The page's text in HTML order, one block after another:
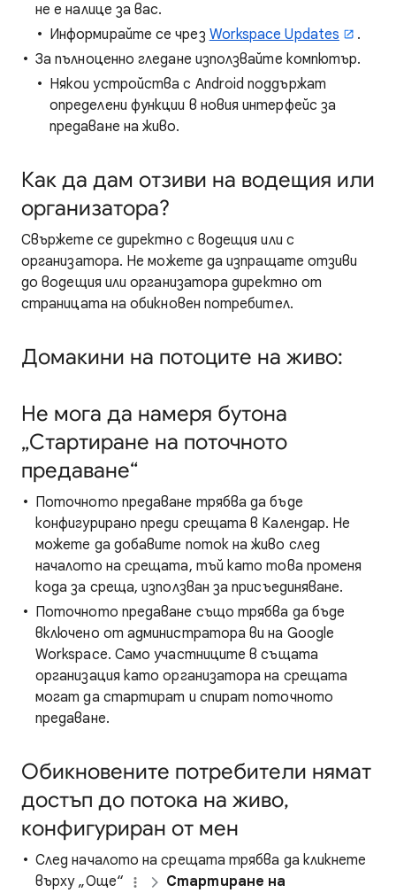
не е налице за вас.
Информирайте се чрез Workspace Updates
.
За пълноценно гледане използвайте компютър.
Някои устройства с Android поддържат
определени функции в новия интерфейс за
предаване на живо.
Как да дам отзиви на водещия или
организатора?
Свържете се директно с водещия или с
организатора. Не можете да изпращате отзиви
до водещия или организатора директно от
страницата на обикновен потребител.
Домакини на потоците на живо:
Не мога да намеря бутона
„Стартиране на поточното
предаване“
Поточното предаване трябва да бъде
конфигурирано преди срещата в Календар. Не
можете да добавите поток на живо след
началото на срещата, тъй като това променя
кода за среща, използван за присъединяване.
Поточното предаване също трябва да бъде
включено от администратора ви на Google
Workspace. Само участниците в същата
организация като организатора на срещата
могат да стартират и спират поточното
предаване.
Обикновените потребители нямат
достъп до потока на живо,
конфигуриран от мен
След началото на срещата трябва да кликнете
върху „Още“
Стартиране на